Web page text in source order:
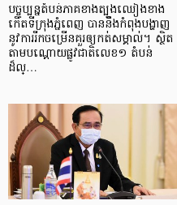
បច្ចុប្បន្នតំបន់ភាគខាងត្បូងឈៀងខាង
កើតទីក្រុងភ្នំពេញ បាននឹងកំពុងបង្ហាញ
នូវការរីកចម្រើនគួរឲ្យកត់សម្គាល់។ ស្ថិត
តាមបណ្តោយផ្លូវជាតិលេខ១ តំបន់
ដ៏ល្…